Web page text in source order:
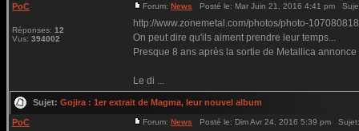
PoC
Réponses: 12
Vus: 394002
Forum: News Posté le: Mar Juin 21, 2016 4:41 pm
http://www.zonemetal.com/photos/photo-
On peut dire qu'ils aiment prendre leur temps...
Presque 8 ans après la sortie de Metallica
Le di ...
Sujet: Gojira : 1er extrait de Magma, leur nouvel album
PoC Forum: News Posté le: Dim Avr 24, 2016 5:39 pm